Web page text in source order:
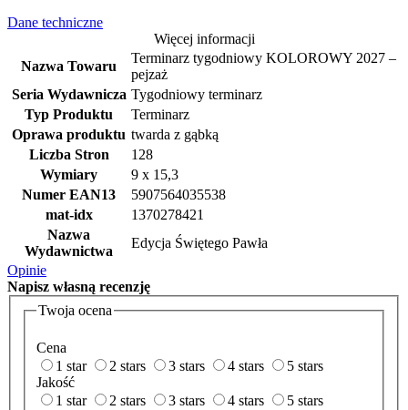
Dane techniczne
Więcej informacji
Nazwa Towaru
Terminarz tygodniowy KOLOROWY 2027 –
pejzaż
Seria Wydawnicza Tygodniowy terminarz
Typ Produktu
Terminarz
Oprawa produktu twarda z gąbką
Liczba Stron
128
Wymiary
9 x 15,3
Numer EAN13
5907564035538
mat-idx
1370278421
Nazwa
Wydawnictwa
Edycja Świętego Pawła
Opinie
Napisz własną recenzję
Twoja ocena
Cena
1 star
2 stars 3 stars 4 stars
5 stars
Jakość
1 star
2 stars 3 stars 4 stars 5 stars